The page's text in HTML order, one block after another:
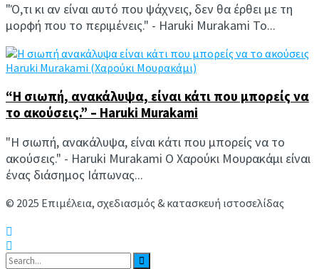
"Ό,τι κι αν είναι αυτό που ψάχνεις, δεν θα έρθει με τη
μορφή που το περιμένεις." - Haruki Murakami Το...
Haruki Murakami (Χαρούκι Μουρακάμι)
“Η σιωπή, ανακάλυψα, είναι κάτι που μπορείς να
το ακούσεις.” – Haruki Murakami
"Η σιωπή, ανακάλυψα, είναι κάτι που μπορείς να το
ακούσεις." - Haruki Murakami Ο Χαρούκι Μουρακάμι είναι
ένας διάσημος Ιάπωνας...
© 2025 Επιμέλεια, σχεδιασμός & κατασκευή ιστοσελίδας